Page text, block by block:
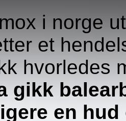
i norge
et
hvorledes
gikk
en